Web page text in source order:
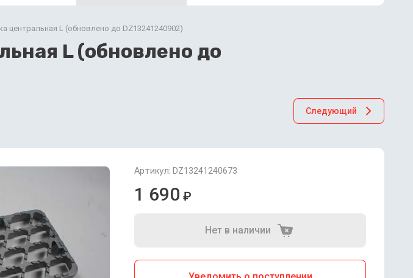
центральная L (обновлено до DZ13241240902)
L (обновлено до
Следующий
Артикул: DZ13241240673
1 690 ₽
Нет в наличии